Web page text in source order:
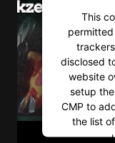
This
disclosed
website
setup
CMP to
the list